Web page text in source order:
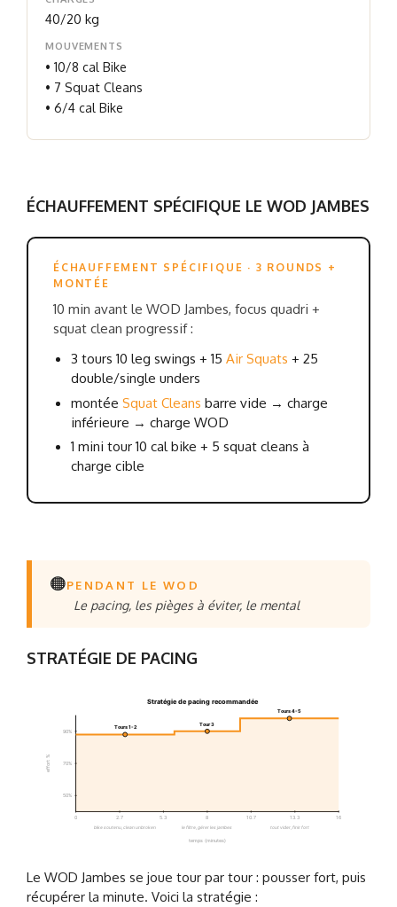
40/20 kg
MOUVEMENTS
• 10/8 cal Bike
• 7 Squat Cleans
• 6/4 cal Bike
ÉCHAUFFEMENT SPÉCIFIQUE LE WOD JAMBES
ÉCHAUFFEMENT SPÉCIFIQUE · 3 ROUNDS +
MONTÉE
10 min avant le WOD Jambes, focus quadri +
squat clean progressif :
3 tours 10 leg swings + 15 Air Squats + 25
double/single unders
montée Squat Cleans barre vide → charge
inférieure → charge WOD
1 mini tour 10 cal bike + 5 squat cleans à
charge cible
🟠PENDANT LE WOD
Le pacing, les pièges à éviter, le mental
STRATÉGIE DE PACING
Stratégie de pacing recommandée
50%
70%
90%
0 2.7 5.3 10.7 13.3 16
Tours 1-2
bike soutenu, clean unbroken
Tour 3
le filtre, gérer les jambes
Tours 4-5
tout vider, finir fort
temps (minutes)
effort %
Le WOD Jambes se joue tour par tour : pousser fort, puis
récupérer la minute. Voici la stratégie :